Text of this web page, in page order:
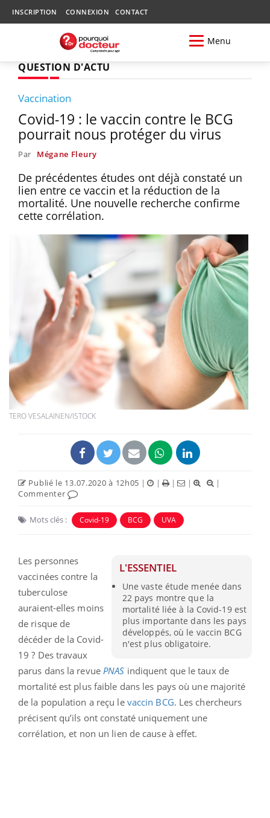
INSCRIPTION CONNEXION CONTACT
Menu
QUESTION D'ACTU
Vaccination
Covid-19 : le vaccin contre le BCG
pourrait nous protéger du virus
Par Mégane Fleury
De précédentes études ont déjà constaté un
lien entre ce vaccin et la réduction de la
mortalité. Une nouvelle recherche confirme
cette corrélation.
TERO VESALAINEN/ISTOCK
Publié le 13.07.2020 à 12h05 | | | |
|
Commenter
Mots clés : Covid-19 BCG UVA
L'ESSENTIEL
Une vaste étude menée dans
22 pays montre que la
mortalité liée à la Covid-19 est
plus importante dans les pays
développés, où le vaccin BCG
n'est plus obligatoire.
Les personnes
vaccinées contre la
tuberculose
auraient-elles moins
de risque de
décéder de la Covid-
19 ? Des travaux
parus dans la revue PNAS indiquent que le taux de
mortalité est plus faible dans les pays où une majorité
de la population a reçu le vaccin BCG. Les chercheurs
précisent qu’ils ont constaté uniquement une
corrélation, et non un lien de cause à effet.